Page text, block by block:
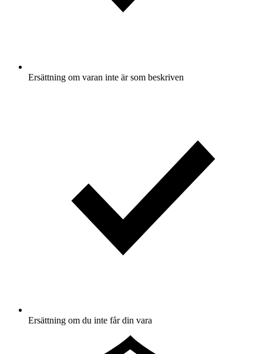
Ersättning om varan inte är som beskriven
Ersättning om du inte får din vara